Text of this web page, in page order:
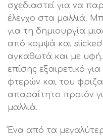
σχεδιαστεί για να
έλεγχο στα μαλλιά.
για τη δημιουργία
από κομψά και
αγκαθωτά και με υφή.
επίσης εξαιρετικό
φτερών και του
απαραίτητο προϊόν
μαλλιά.
Ένα από τα